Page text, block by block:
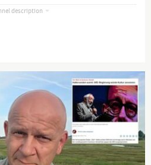
description
bringende Medienlügen und
bei der Vortäuschung ihrer
bald weltweit in nur noch einer
Unterdrückung von
Lügen aufrecht.